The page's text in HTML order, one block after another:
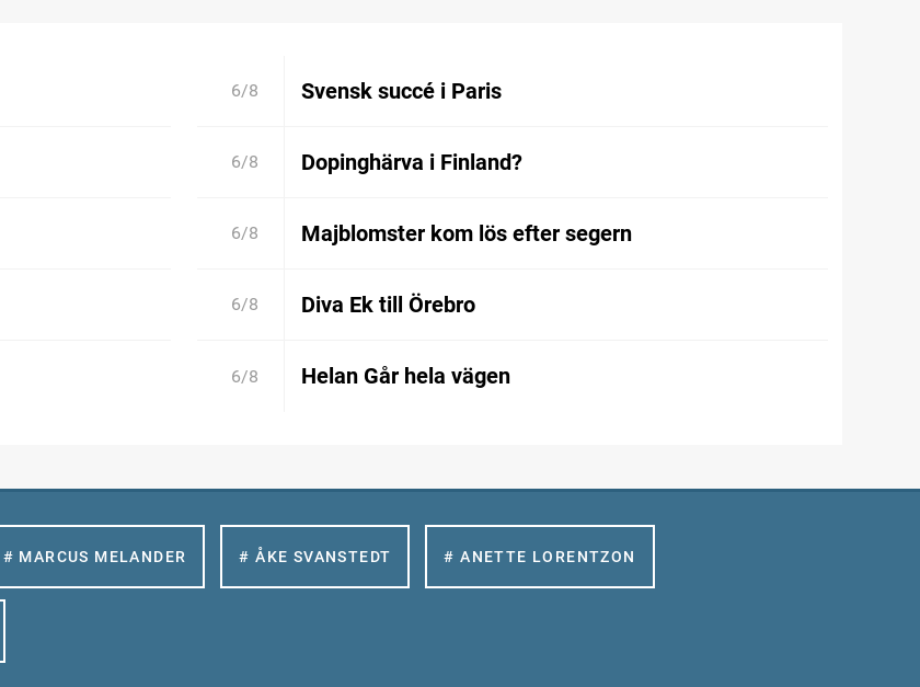
6/8 Svensk succé i Paris
6/8 Dopinghärva i Finland?
6/8 Majblomster kom lös efter segern
6/8 Diva Ek till Örebro
6/8 Helan Går hela vägen
# MARCUS MELANDER # ÅKE SVANSTEDT # ANETTE LORENTZON